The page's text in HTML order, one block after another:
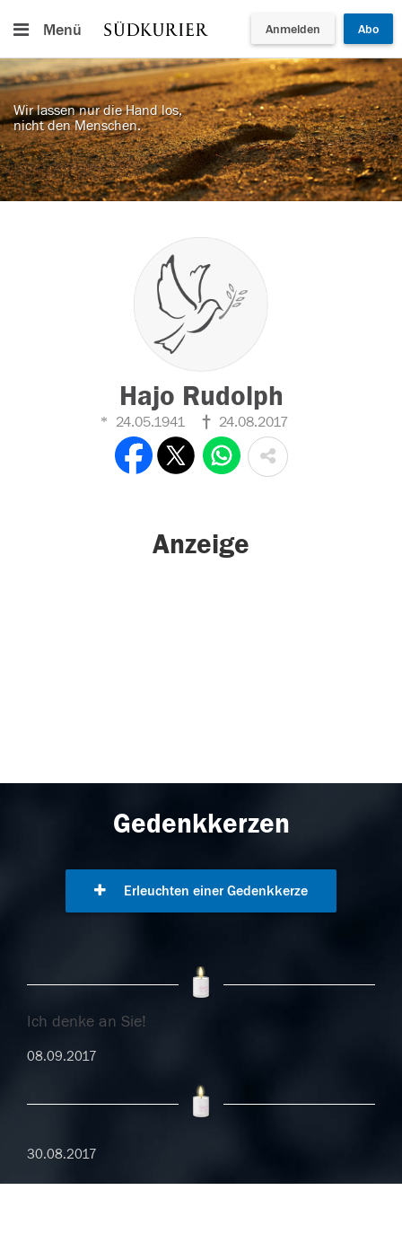
Menü Anmelden Abo
Wir lassen nur die Hand los,
nicht den Menschen.
Hajo Rudolph
24.05.1941 24.08.2017
Anzeige
Gedenkkerzen
Erleuchten einer Gedenkkerze
Ich denke an Sie!
08.09.2017
30.08.2017